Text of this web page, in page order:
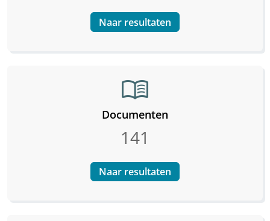
Naar resultaten
menu_book
Documenten
141
Naar resultaten